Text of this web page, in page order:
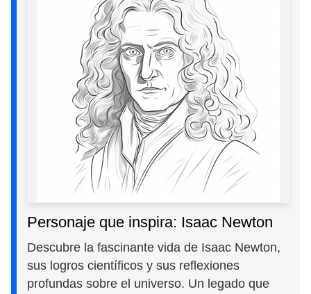
Personaje que inspira: Isaac Newton
Descubre la fascinante vida de Isaac Newton,
sus logros científicos y sus reflexiones
profundas sobre el universo. Un legado que